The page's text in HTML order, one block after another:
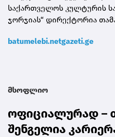
საქართველოს კულტურის
ჯორჯიას“ დირექტორია
batumelebi.netgazeti.ge
მსოფლიო
ოფიციალურად –
შენგელია